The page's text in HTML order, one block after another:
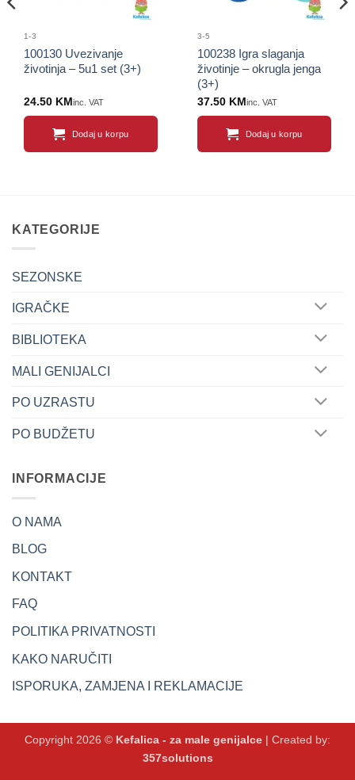
1-3
100130 Uvezivanje
životinja – 5u1 set (3+)
24.50 KM inc. VAT
Dodaj u korpu
3-5
100238 Igra slaganja
životinje – okrugla jenga
(3+)
37.50 KM inc. VAT
Dodaj u korpu
KATEGORIJE
SEZONSKE
IGRAČKE
BIBLIOTEKA
MALI GENIJALCI
PO UZRASTU
PO BUDŽETU
INFORMACIJE
O NAMA
BLOG
KONTAKT
FAQ
POLITIKA PRIVATNOSTI
KAKO NARUČITI
ISPORUKA, ZAMJENA I REKLAMACIJE
Copyright 2026 © Kefalica - za male genijalce | Created by:
357solutions